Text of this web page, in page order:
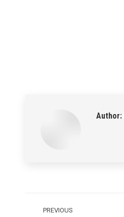
Author:
navigation
PREVIOUS